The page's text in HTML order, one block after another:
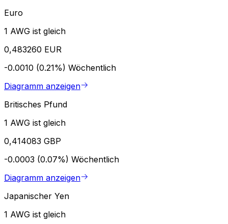
Euro
1 AWG ist gleich
0,483260 EUR
-0.0010 (0.21%) Wöchentlich
Diagramm anzeigen
Britisches Pfund
1 AWG ist gleich
0,414083 GBP
-0.0003 (0.07%) Wöchentlich
Diagramm anzeigen
Japanischer Yen
1 AWG ist gleich